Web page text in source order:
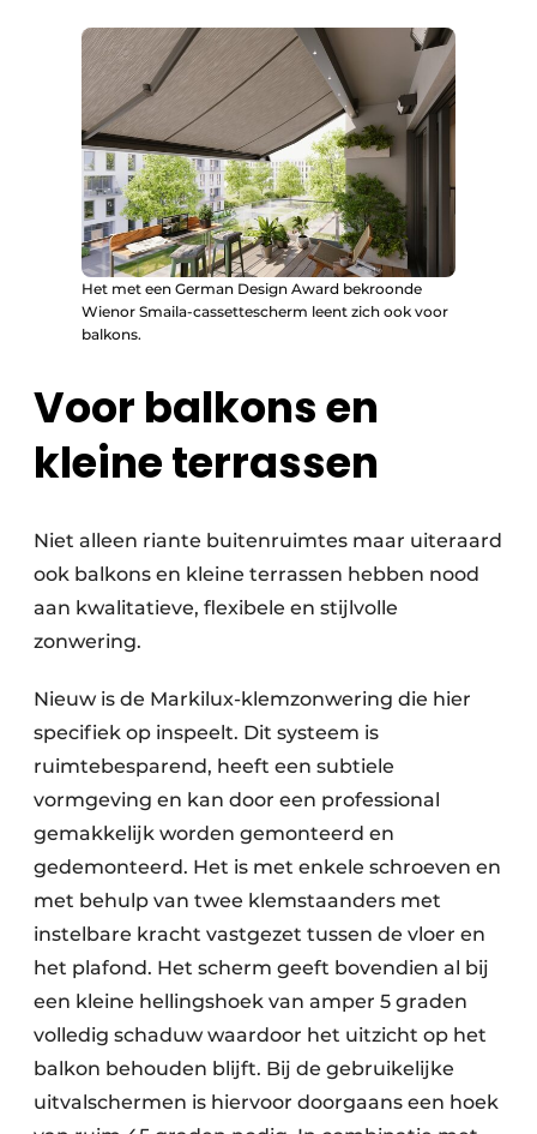
Het met een German Design Award bekroonde
Wienor Smaila-cassettescherm leent zich ook voor
balkons.
Voor balkons en
kleine terrassen
Niet alleen riante buitenruimtes maar uiteraard
ook balkons en kleine terrassen hebben nood
aan kwalitatieve, flexibele en stijlvolle
zonwering.
Nieuw is de Markilux-klemzonwering die hier
specifiek op inspeelt. Dit systeem is
ruimtebesparend, heeft een subtiele
vormgeving en kan door een professional
gemakkelijk worden gemonteerd en
gedemonteerd. Het is met enkele schroeven en
met behulp van twee klemstaanders met
instelbare kracht vastgezet tussen de vloer en
het plafond. Het scherm geeft bovendien al bij
een kleine hellingshoek van amper 5 graden
volledig schaduw waardoor het uitzicht op het
balkon behouden blijft. Bij de gebruikelijke
uitvalschermen is hiervoor doorgaans een hoek